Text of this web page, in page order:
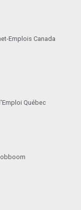
Emplois Canada
Québec